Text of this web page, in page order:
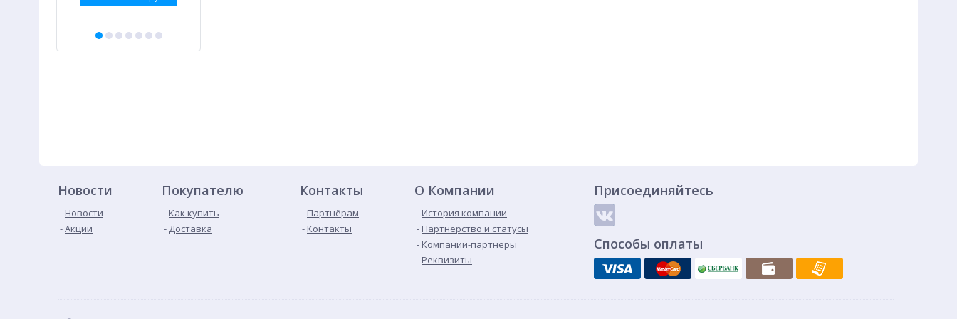
Новости
Новости
Акции
Покупателю
Как купить
Доставка
Контакты
Партнёрам
Контакты
О Компании
История компании
Партнёрство и статусы
Компании-партнеры
Реквизиты
Присоединяйтесь
Способы оплаты